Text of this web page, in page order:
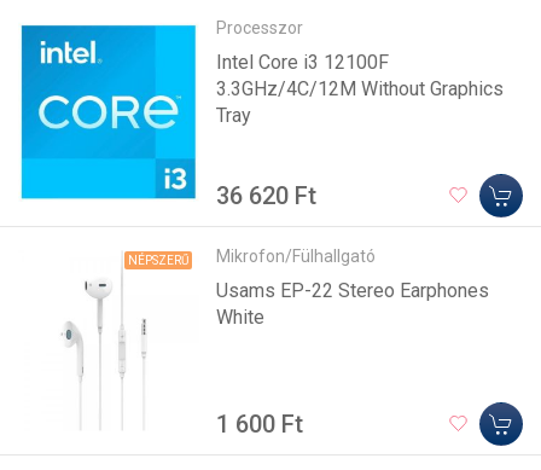
Processzor
Intel Core i3 12100F
3.3GHz/4C/12M Without Graphics
Tray
36 620 Ft
NÉPSZERŰ Mikrofon/Fülhallgató
Usams EP-22 Stereo Earphones
White
1 600 Ft